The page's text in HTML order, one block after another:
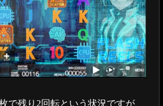
で残り2回転という状況ですが、